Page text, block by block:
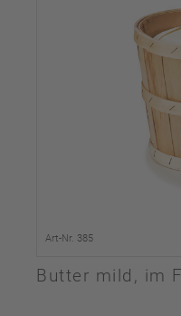
Art-Nr. 385
Butter mild, im